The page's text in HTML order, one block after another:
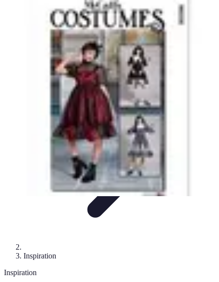
Déguisements Frayeurs
Idées de DéguisementsDIY et AstucesDIY et
InspirationIdées de déguisements
Déguisements Frayeurs
Inspiration
Inspiration